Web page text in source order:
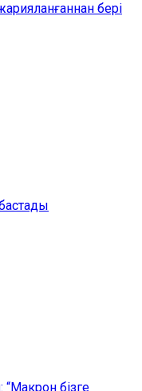
бері
бізге